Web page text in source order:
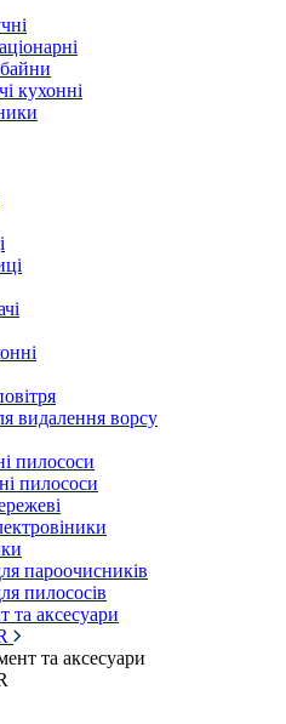
кухонні
видалення ворсу
пилососи
пилососи
пароочисників
пилососів
та аксесуари
та аксесуари